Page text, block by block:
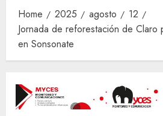
Home 2025 agosto
12
Jornada de reforestación de Claro
en Sonsonate